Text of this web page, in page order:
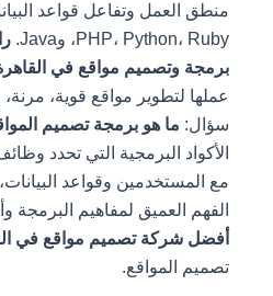
منطق العمل وتفاعل قواعد
PHP، Python، Ruby، وJava.
برمجة وتصميم مواقع في القاهرة
عملها لتطوير مواقع قوية، مرنة،
سؤال: ما هو برمجة تصميم
الأكواد البرمجية التي تحدد وظائف
مع المستخدمين وقواعد البيانات،
الفهم العميق لمفاهيم البرمجة
أفضل شركة تصميم مواقع في
تصميم المواقع.